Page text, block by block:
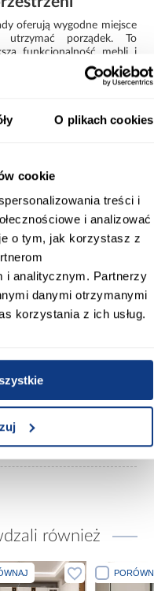
O plikach cookies
cookie
treści i
i analizować
o tym, jak korzystasz z
i analitycznym. Partnerzy
danymi otrzymanymi
korzystania z ich usług.
oferują wygodne miejsce
porządek. To
funkcjonalność mebli i
komfortu użytkowania
Informacje o
również